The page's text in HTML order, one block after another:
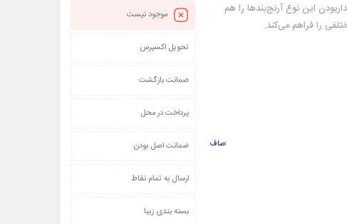
این نوع آرنج‌بندها را هم
را فراهم می‌کند.
صاف
موجود نیست
تحویل اکسپرس
ضمانت بازگشت
پرداخت در محل
ضمانت اصل بودن
ارسال به تمام نقاط
بسته بندی زیبا